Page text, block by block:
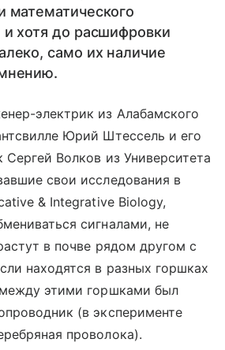
математического
хотя до расшифровки
само их наличие
электрик из Алабамского
Юрий Штессель и его
Сергей Волков из Университета
свои исследования в
& Integrative Biology,
сигналами, не
в почве рядом другом с
находятся в разных горшках
этими горшками был
(в эксперименте
проволока).